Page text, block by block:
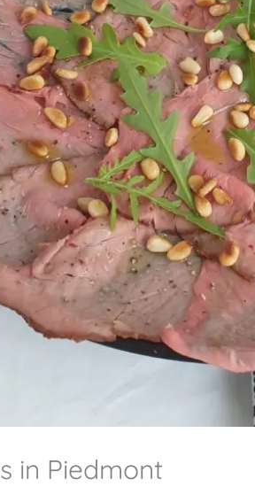
in Piedmont